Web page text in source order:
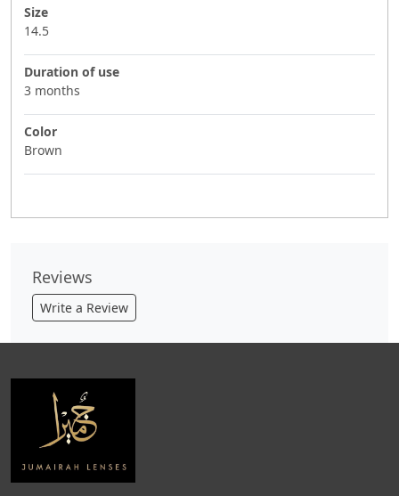
Size
14.5
Duration of use
3 months
Color
Brown
Reviews
Write a Review